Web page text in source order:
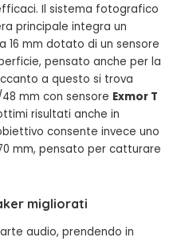
Il sistema fotografico
principale integra un
mm dotato di un sensore
pensato anche per la
a questo si trova
mm con sensore Exmor T
risultati anche in
consente invece uno
mm, pensato per catturare
migliorati
audio, prendendo in